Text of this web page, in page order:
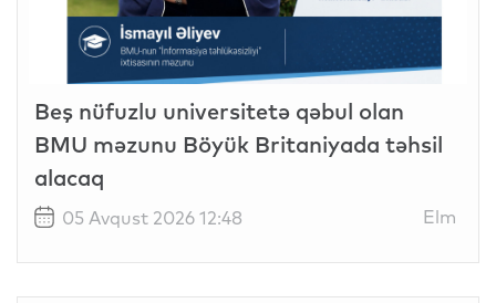
Beş nüfuzlu universitetə qəbul olan
BMU məzunu Böyük Britaniyada təhsil
alacaq
05 Avqust 2026 12:48 Elm